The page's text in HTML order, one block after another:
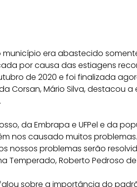
era abastecido
por causa das estiagens
de 2020 e foi finalizada
Corsan, Mário Silva, destacou
da Embrapa e UFPel e da
nos causado muitos
nossos problemas serão
Roberto Pedroso de
falou sobre a importância do